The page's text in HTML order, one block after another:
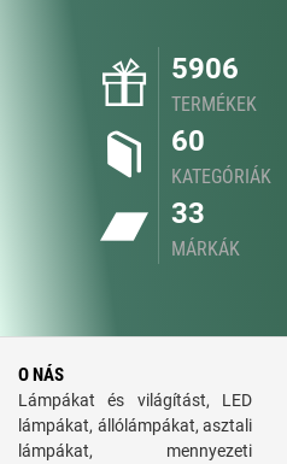
5906
TERMÉKEK
60
KATEGÓRIÁK
33
MÁRKÁK
O NÁS
Lámpákat és világítást, LED
lámpákat, állólámpákat, asztali
lámpákat, mennyezeti